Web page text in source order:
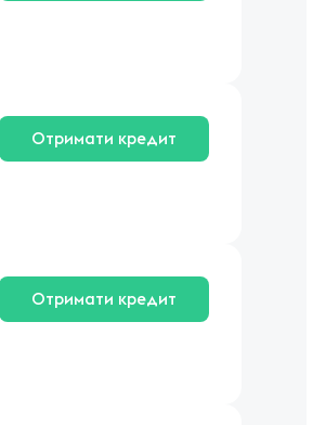
Отримати кредит
Отримати кредит